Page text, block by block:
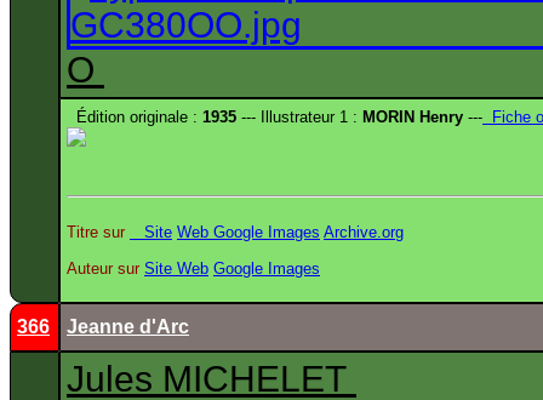
O
Édition originale : 1935 --- Illustrateur 1 : MORIN Henry --- Fiche
Titre sur Site Web Google Images Archive.org
Auteur sur Site Web Google Images
366 Jeanne d'Arc
Jules MICHELET